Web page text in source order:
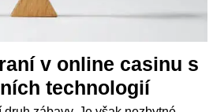
v online casinu s
technologií